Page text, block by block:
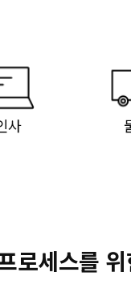
사
로세스를